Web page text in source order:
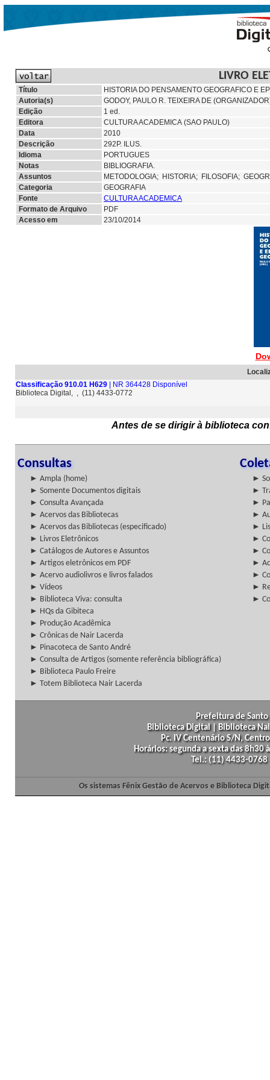
LIVRO
Título
HISTORIA DO PENSAMENTO GEOGRAFICO E
Autoria(s)
GODOY, PAULO R. TEIXEIRA DE
Edição
1 ed.
Editora
CULTURA ACADEMICA (SAO PAULO)
Data
2010
Descrição
292P. ILUS.
Idioma
PORTUGUES
Notas
BIBLIOGRAFIA.
Assuntos
METODOLOGIA; HISTORIA; FILOSOFIA;
Categoria
GEOGRAFIA
Fonte
CULTURA ACADEMICA
Formato de Arquivo
PDF
Acesso em
23/10/2014
Classificação 910.01 H629 | NR 364428 Disponível
Biblioteca Digital, , (11) 4433-0772
Antes de se dirigir à biblioteca
Consultas
► Ampla (home)
►
► Somente Documentos digitais
►
► Consulta Avançada
►
► Acervos das Bibliotecas
►
► Acervos das Bibliotecas (especificado)
►
► Livros Eletrônicos
►
► Catálogos de Autores e Assuntos
►
► Artigos eletrônicos em PDF
►
► Acervo audiolivros e livros falados
►
► Vídeos
►
► Biblioteca Viva: consulta
►
► HQs da Gibiteca
► Produção Acadêmica
► Crônicas de Nair Lacerda
► Pinacoteca de Santo André
► Consulta de Artigos (somente referência bibliográfica)
► Biblioteca Paulo Freire
► Totem Biblioteca Nair Lacerda
Prefeitura de
Biblioteca Digital | Biblioteca
Pc. IV Centenário S/N,
Horários: segunda a sexta das
Tel.: (11) 4433-
Os sistemas Fênix Gestão de Acervos e Biblioteca